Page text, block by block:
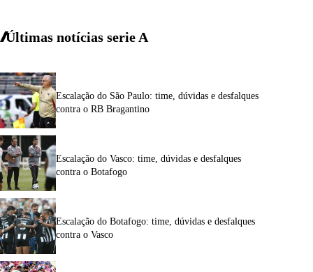
Últimas notícias serie A
Escalação do São Paulo: time, dúvidas e desfalques
contra o RB Bragantino
Escalação do Vasco: time, dúvidas e desfalques
contra o Botafogo
Escalação do Botafogo: time, dúvidas e desfalques
contra o Vasco